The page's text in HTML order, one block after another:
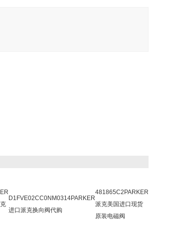
D1FVE02CC0NM0314PARKER
进口派克换向阀代购
481865C2PARKER
派克美国进口现货
原装电磁阀